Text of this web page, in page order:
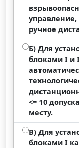
управление,
ручное
Б) Для
блоками I и
<= 10
месту.
В) Для
блоками I